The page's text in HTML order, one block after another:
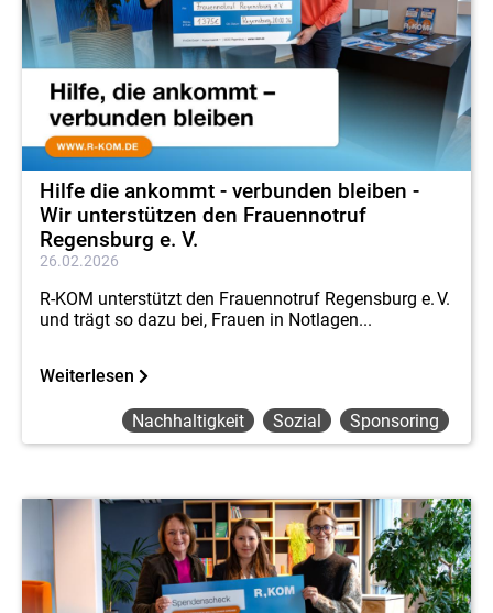
Hilfe die ankommt - verbunden bleiben -
Wir unterstützen den Frauennotruf
Regensburg e. V.
26.02.2026
R-KOM unterstützt den Frauennotruf Regensburg e. V.
und trägt so dazu bei, Frauen in Notlagen...
Weiterlesen
Nachhaltigkeit Sozial Sponsoring